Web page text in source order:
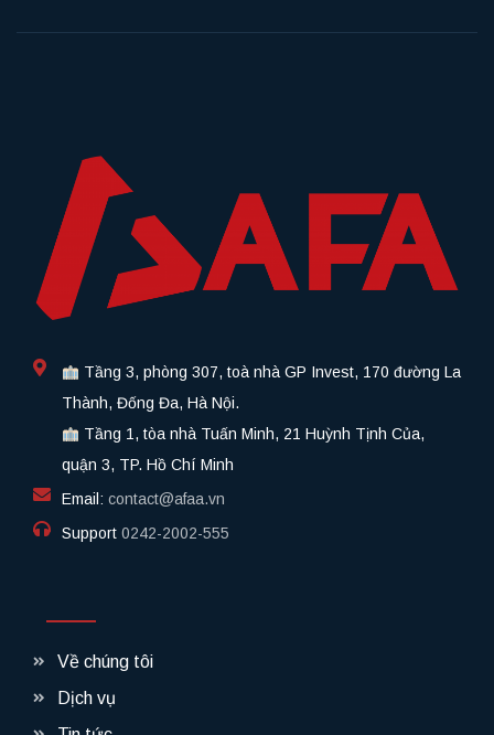
Tầng 3, phòng 307, toà nhà GP Invest, 170 đường La
Thành, Đống Đa, Hà Nội.
Tầng 1, tòa nhà Tuấn Minh, 21 Huỳnh Tịnh Của,
quận 3, TP. Hồ Chí Minh
Email: contact@afaa.vn
Support 0242-2002-555​
Về chúng tôi
Dịch vụ